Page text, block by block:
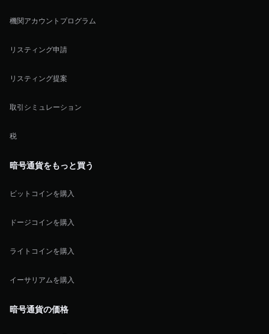
機関アカウントプログラム
リスティング申請
リスティング提案
取引シミュレーション
税
暗号通貨をもっと買う
ビットコインを購入
ドージコインを購入
ライトコインを購入
イーサリアムを購入
暗号通貨の価格